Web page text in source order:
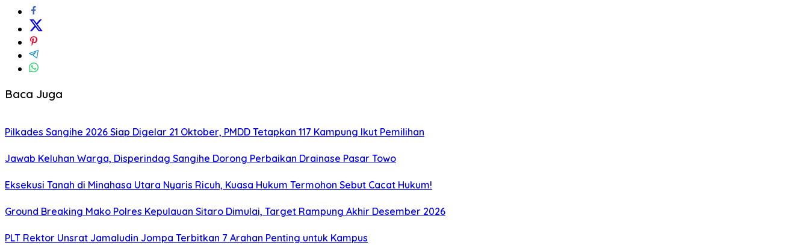
Baca Juga
Pilkades Sangihe 2026 Siap Digelar 21 Oktober, PMDD Tetapkan 117 Kampung Ikut Pemilihan
Jawab Keluhan Warga, Disperindag Sangihe Dorong Perbaikan Drainase Pasar Towo
Eksekusi Tanah di Minahasa Utara Nyaris Ricuh, Kuasa Hukum Termohon Sebut Cacat Hukum!
Ground Breaking Mako Polres Kepulauan Sitaro Dimulai, Target Rampung Akhir Desember 2026
​PLT Rektor Unsrat Jamaludin Jompa Terbitkan 7 Arahan Penting untuk Kampus